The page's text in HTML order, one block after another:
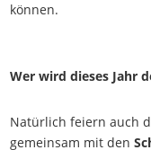
können.
Wer wird dieses Jahr
Natürlich feiern auch
gemeinsam mit den